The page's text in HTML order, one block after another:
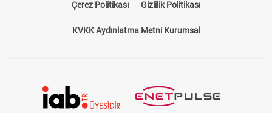
Çerez Politikası Gizlilik Politikası
KVKK Aydınlatma Metni Kurumsal